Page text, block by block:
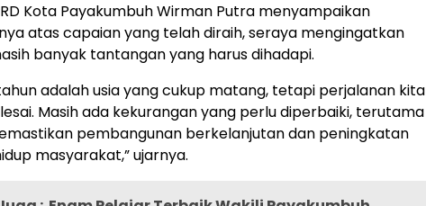
Kota Payakumbuh Wirman Putra menyampaikan
atas capaian yang telah diraih, seraya mengingatkan
banyak tantangan yang harus dihadapi.
adalah usia yang cukup matang, tetapi perjalanan kita
Masih ada kekurangan yang perlu diperbaiki, terutama
pembangunan berkelanjutan dan peningkatan
masyarakat,” ujarnya.